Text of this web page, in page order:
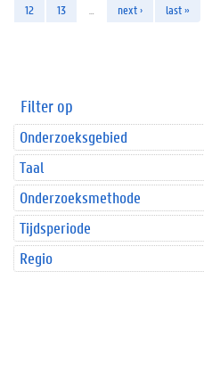
12
13 next › last »
Filter op
Onderzoeksgebied
Taal
Onderzoeksmethode
Tijdsperiode
Regio